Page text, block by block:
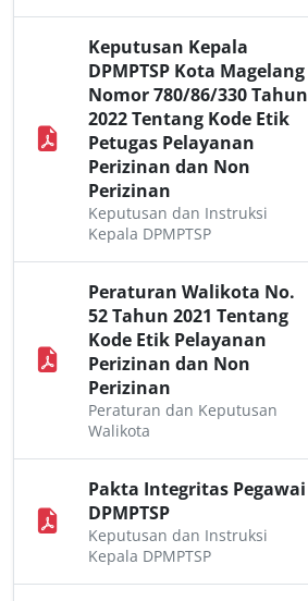
Keputusan Kepala
DPMPTSP Kota Magelang
Nomor 780/86/330 Tahun
2022 Tentang Kode Etik
Petugas Pelayanan
Perizinan dan Non
Perizinan
Keputusan dan Instruksi
Kepala DPMPTSP
Peraturan Walikota No.
52 Tahun 2021 Tentang
Kode Etik Pelayanan
Perizinan dan Non
Perizinan
Peraturan dan Keputusan
Walikota
Pakta Integritas Pegawai
DPMPTSP
Keputusan dan Instruksi
Kepala DPMPTSP